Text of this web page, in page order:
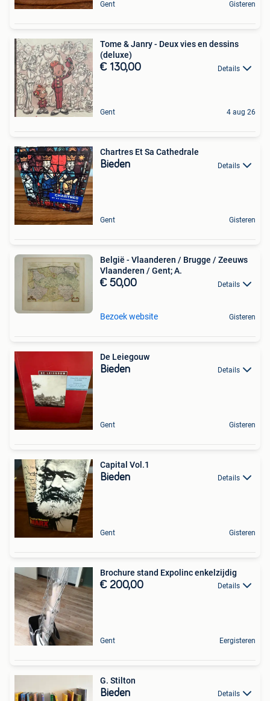
Gent Gisteren
Tome & Janry - Deux vies en dessins
(deluxe)
€ 130,00 Details
Gent 4 aug 26
Chartres Et Sa Cathedrale
Bieden Details
Gent Gisteren
België - Vlaanderen / Brugge / Zeeuws
Vlaanderen / Gent; A.
€ 50,00 Details
Bezoek website Gisteren
De Leiegouw
Bieden Details
Gent Gisteren
Capital Vol.1
Bieden Details
Gent Gisteren
Brochure stand Expolinc enkelzijdig
€ 200,00 Details
Gent Eergisteren
G. Stilton
Bieden Details